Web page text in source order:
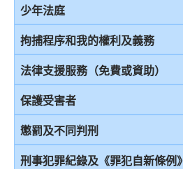
少年法庭
少年法庭的司法管轄權
保護少年罪犯
少年法庭的聆訊程序
少年罪犯懲罰的限制
判刑原則
拘捕程序和我的權利及義務
引言
在公眾地方被警察截停和查問
在公眾地方被警察截停和搜身
緘默權
法律支援服務（免費或資助）
簡介本港部分法律援助
刑事訴訟法律援助計劃
當值律師計劃
保護受害者
受害者的權利
兒童證人
懲罰及不同判刑
引言
刑事犯罪紀錄及《罪犯自新條例》